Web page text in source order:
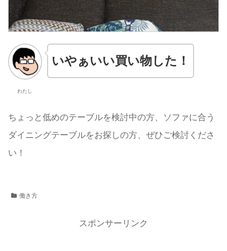
わたし
いやぁいい買い物した！
ちょっと低めのテーブルを検討中の方、ソファに合う
ダイニングテーブルをお探しの方、ぜひご検討くださ
い！
働き方
スポンサーリンク